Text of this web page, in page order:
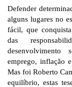
Defender
alguns lugares no
fácil, que
das
desenvolvimento
emprego, inflação
Mas foi Roberto
equilíbrio, estas